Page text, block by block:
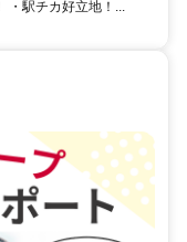
・駅チカ好立地！...